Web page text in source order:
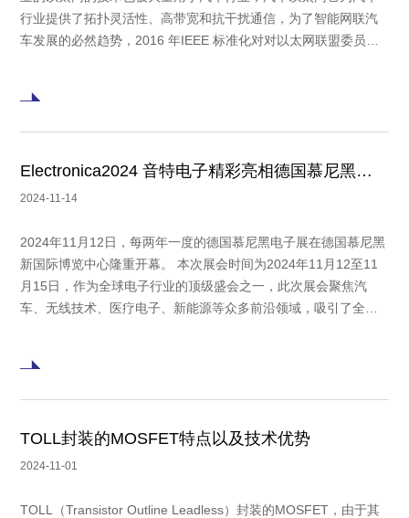
行业提供了拓扑灵活性、高带宽和抗干扰通信，为了智能网联汽
车发展的必然趋势，2016 年IEEE 标准化对对以太网联盟委员会
(EMC) 方面
Electronica2024 音特电子精彩亮相德国慕尼黑电子展
2024-11-14
2024年11月12日，每两年一度的德国慕尼黑电子展在德国慕尼黑
新国际博览中心隆重开幕。 本次展会时间为2024年11月12至11
月15日，作为全球电子行业的顶级盛会之一，此次展会聚焦汽
车、无线技术、医疗电子、新能源等众多前沿领域，吸引了全球
次电子行业盛会。音特电子
TOLL封装的MOSFET特点以及技术优势
2024-11-01
TOLL（Transistor Outline Leadless）封装的MOSFET，由于其